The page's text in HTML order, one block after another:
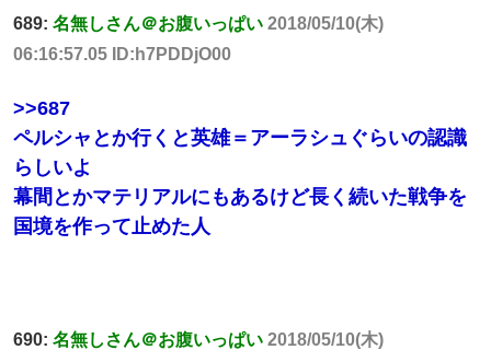
689: 名無しさん＠お腹いっぱい 2018/05/10(木)
06:16:57.05 ID:h7PDDjO00
>>687
ペルシャとか行くと英雄＝アーラシュぐらいの認識
らしいよ
幕間とかマテリアルにもあるけど長く続いた戦争を
国境を作って止めた人
690: 名無しさん＠お腹いっぱい 2018/05/10(木)